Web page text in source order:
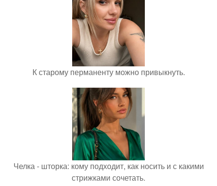
К старому перманенту можно привыкнуть.
Челка - шторка: кому подходит, как носить и с какими
стрижками сочетать.